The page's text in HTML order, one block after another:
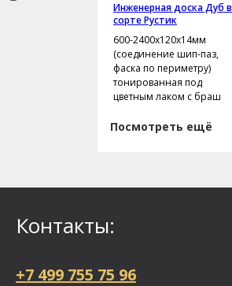
Инженерная доска Дуб в
сорте Рустик
600-2400х120х14мм
(соединение шип-паз,
фаска по периметру)
тонированная под
цветным лаком с браш
Посмотреть ещё
Контакты:
+7 499 755 75 96